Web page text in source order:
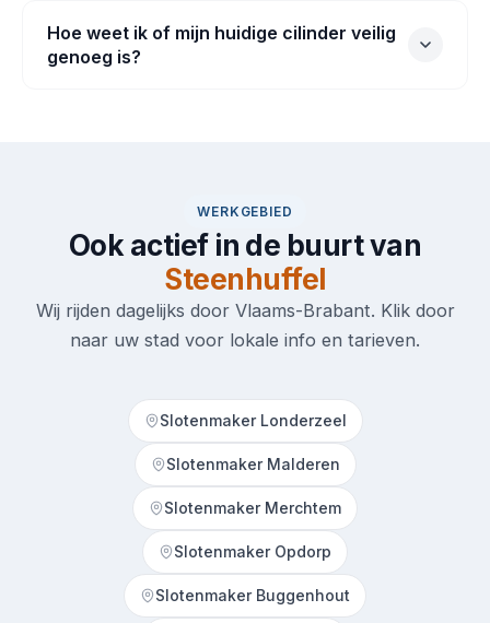
Hoe weet ik of mijn huidige cilinder veilig
genoeg is?
WERKGEBIED
Ook actief in de buurt van
Steenhuffel
Wij rijden dagelijks door Vlaams-Brabant. Klik door
naar uw stad voor lokale info en tarieven.
Slotenmaker Londerzeel
Slotenmaker Malderen
Slotenmaker Merchtem
Slotenmaker Opdorp
Slotenmaker Buggenhout